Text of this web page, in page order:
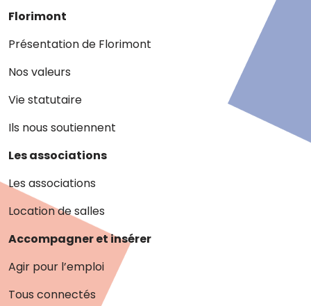
Florimont
Présentation de Florimont
Nos valeurs
Vie statutaire
Ils nous soutiennent
Les associations
Les associations
Location de salles
Accompagner et insérer
Agir pour l’emploi
Tous connectés